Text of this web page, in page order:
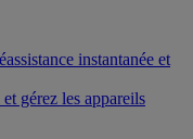
instantanée et
gérez les appareils